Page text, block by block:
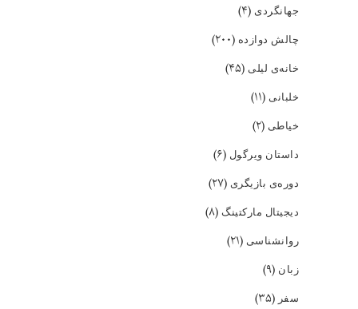
جهانگردی (۴)
چالش دوازده (۲۰۰)
خانه‌ی لیلی (۴۵)
خلبانی (۱۱)
خیاطی (۲)
داستان ویرگول (۶)
دوره‌ی بازیگری (۲۷)
دیجیتال مارکتینگ (۸)
روانشناسی (۲۱)
زبان (۹)
سفر (۳۵)